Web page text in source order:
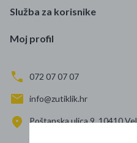
Služba za korisnike
Moj profil
072 07 07 07
info@zutiklik.hr
Poštanska ulica 9, 10410